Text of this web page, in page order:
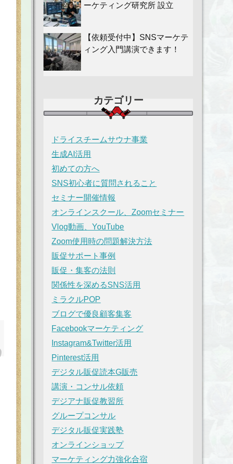
ーケティング研究所 設立
【依頼受付中】SNSマーケテ
ィング入門講演できます！
カテゴリー
ドライスチームサウナ事業
生成AI活用
初めての方へ
SNS初心者に質問されること
セミナー開催情報
オンラインスクール、Zoomセミナー
Vlog動画、YouTube
Zoom使用時の問題解決方法
販促サポート事例
販促・集客の法則
関係性を深めるSNS活用
ミラクルPOP
ブログで優良顧客集客
Facebookマーケティング
Instagram&Twitter活用
Pinterest活用
デジタル販促読本G販売
講演・コンサル依頼
デジアナ販促教習所
グループコンサル
デジタル販促実践塾
オンラインショップ
マーケティング力強化合宿